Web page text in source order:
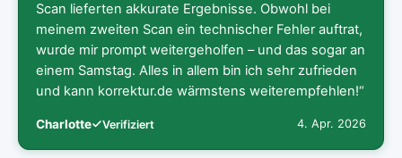
Scan lieferten akkurate Ergebnisse. Obwohl bei
meinem zweiten Scan ein technischer Fehler auftrat,
wurde mir prompt weitergeholfen – und das sogar an
einem Samstag. Alles in allem bin ich sehr zufrieden
und kann korrektur.de wärmstens weiterempfehlen!“
Charlotte Verifiziert 4. Apr. 2026